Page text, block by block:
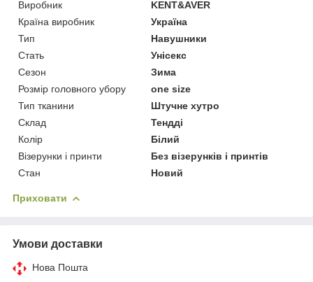
Виробник
KENT&AVER
Країна виробник
Україна
Тип
Навушники
Стать
Унісекс
Сезон
Зима
Розмір головного убору
one size
Тип тканини
Штучне хутро
Склад
Тендді
Колір
Білий
Візерунки і принти
Без візерунків і принтів
Стан
Новий
Приховати
Умови доставки
Нова Пошта